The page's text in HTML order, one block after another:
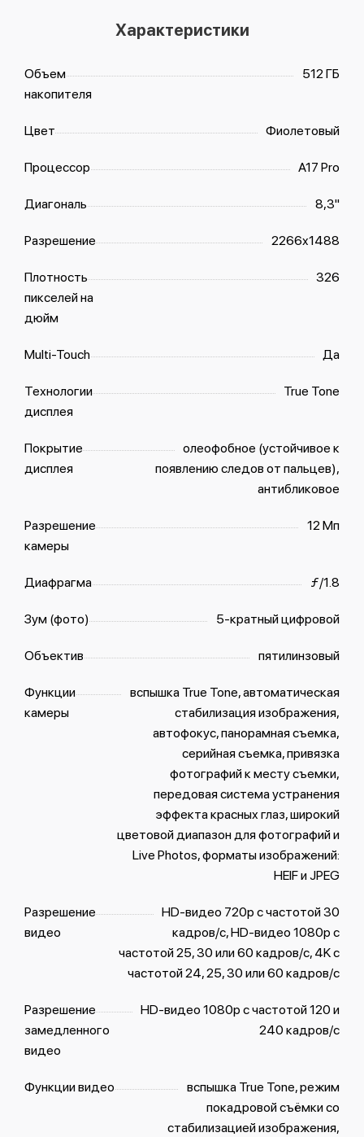
Характеристики
Объем
накопителя
512 ГБ
Цвет Фиолетовый
Процессор A17 Pro
Диагональ 8,3"
Разрешение 2266x1488
Плотность
пикселей на
дюйм
326
Multi-Touch Да
Технологии
дисплея
True Tone
Покрытие
дисплея
олеофобное (устойчивое к
появлению следов от пальцев),
антибликовое
Разрешение
камеры
12 Мп
Диафрагма ƒ/1.8
Зум (фото) 5-кратный цифровой
Объектив пятилинзовый
Функции
камеры
вспышка True Tone, автоматическая
стабилизация изображения,
автофокус, панорамная съемка,
серийная съемка, привязка
фотографий к месту съемки,
передовая система устранения
эффекта красных глаз, широкий
цветовой диапазон для фотографий и
Live Photos, форматы изображений:
HEIF и JPEG
Разрешение
видео
HD-видео 720p с частотой 30
кадров/ с, HD-видео 1080p с
частотой 25, 30 или 60 кадров/ с, 4K с
частотой 24, 25, 30 или 60 кадров/ с
Разрешение
замедленного
видео
HD-видео 1080р с частотой 120 и
240 кадров/ с
Функции видео
вспышка True Tone, режим
покадровой съёмки со
стабилизацией изображения,